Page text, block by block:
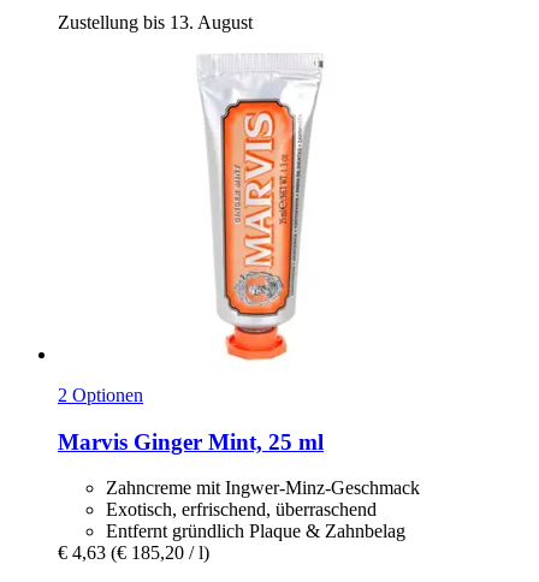
Zustellung bis 13. August
2 Optionen
Marvis Ginger Mint, 25 ml
Zahncreme mit Ingwer-Minz-Geschmack
Exotisch, erfrischend, überraschend
Entfernt gründlich Plaque & Zahnbelag
€ 4,63 (€ 185,20 / l)